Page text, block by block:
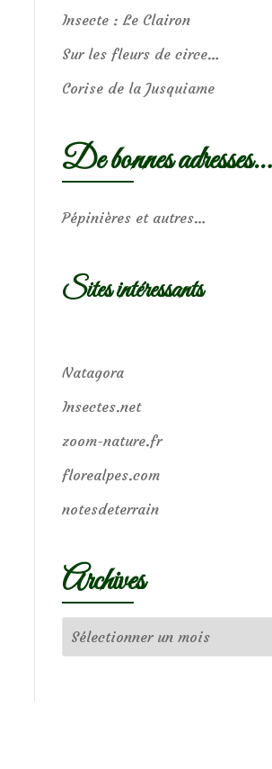
Insecte : Le Clairon
Sur les fleurs de circe…
Corise de la Jusquiame
De bonnes adresses…
Pépinières et autres…
Sites intéressants
Natagora
Insectes.net
zoom-nature.fr
florealpes.com
notesdeterrain
Archives
Archives